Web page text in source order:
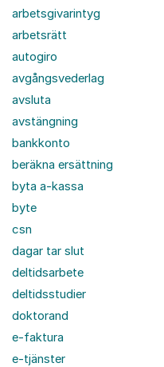
arbetsgivarintyg
arbetsrätt
autogiro
avgångsvederlag
avsluta
avstängning
bankkonto
beräkna ersättning
byta a-kassa
byte
csn
dagar tar slut
deltidsarbete
deltidsstudier
doktorand
e-faktura
e-tjänster